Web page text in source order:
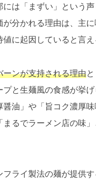
には「まずい」という声
が分かれる理由は、主
に起因していると言え
ーンが支持される理由
プと生麺風の食感が挙
醤油」や「旨コク濃厚
まるでラーメン店の味
フライ製法の麺が提供